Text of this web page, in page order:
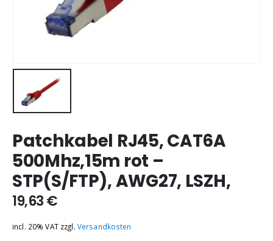
Patchkabel RJ45, CAT6A
500Mhz,15m rot –
STP(S/FTP), AWG27, LSZH,
19,63€
incl. 20% VAT zzgl. Versandkosten